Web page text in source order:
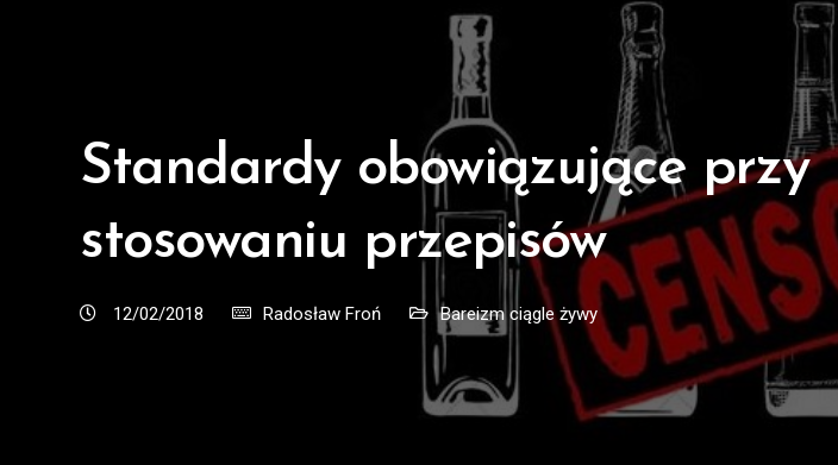
Standardy obowiązujące przy
stosowaniu przepisów
12/02/2018 Radosław Froń Bareizm ciągle żywy